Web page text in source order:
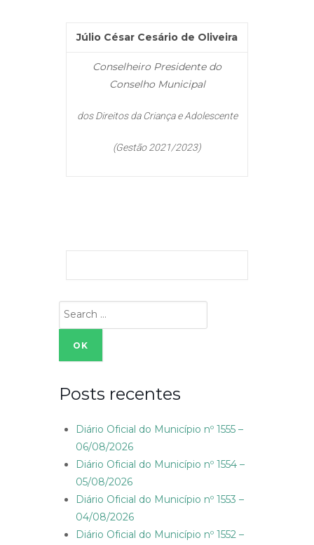
Júlio César Cesário de Oliveira
Conselheiro Presidente do
Conselho Municipal
dos Direitos da Criança e Adolescente
(Gestão 2021/2023)
Search
for:
Posts recentes
Diário Oficial do Município nº 1555 –
06/08/2026
Diário Oficial do Município nº 1554 –
05/08/2026
Diário Oficial do Município nº 1553 –
04/08/2026
Diário Oficial do Município nº 1552 –